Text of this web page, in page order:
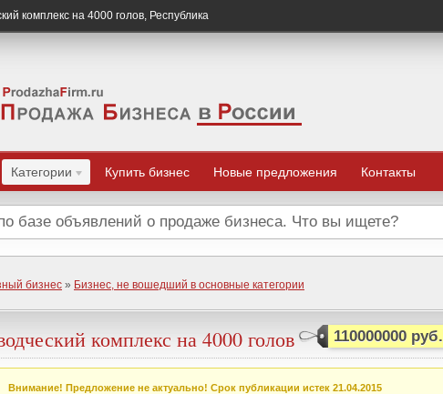
комплекс на 4000 голов, Республика
Категории Купить бизнес Новые предложения Контакты
бизнес » Бизнес, не вошедший в основные категории
110000000 руб.
комплекс на 4000 голов
Внимание! Предложение не актуально! Срок публикации истек 21.04.2015